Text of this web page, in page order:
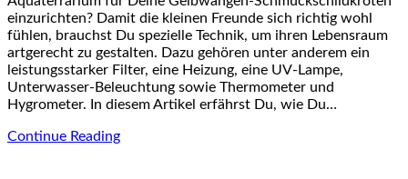
einzurichten? Damit die kleinen Freunde sich richtig wohl
fühlen, brauchst Du spezielle Technik, um ihren Lebensraum
artgerecht zu gestalten. Dazu gehören unter anderem ein
leistungsstarker Filter, eine Heizung, eine UV-Lampe,
Unterwasser-Beleuchtung sowie Thermometer und
Hygrometer. In diesem Artikel erfährst Du, wie Du…
Continue Reading